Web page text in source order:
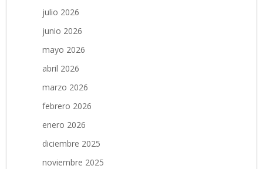
julio 2026
junio 2026
mayo 2026
abril 2026
marzo 2026
febrero 2026
enero 2026
diciembre 2025
noviembre 2025